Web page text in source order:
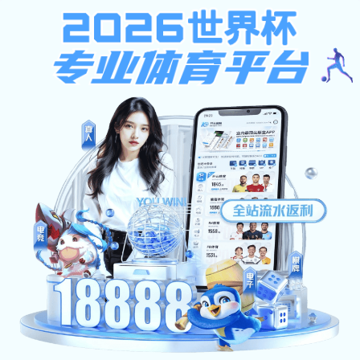
当前位置： 首页> 荣誉资质
荣誉证书一
发布时间：2024-01-17
浏览次数：668